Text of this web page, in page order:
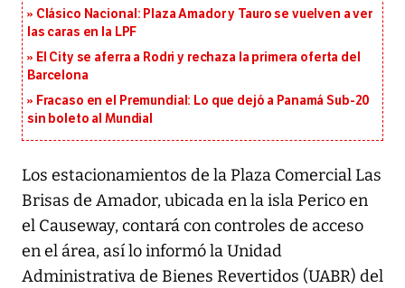
Clásico Nacional: Plaza Amador y Tauro se vuelven a ver
las caras en la LPF
El City se aferra a Rodri y rechaza la primera oferta del
Barcelona
Fracaso en el Premundial: Lo que dejó a Panamá Sub-20
sin boleto al Mundial
Los estacionamientos de la Plaza Comercial Las
Brisas de Amador, ubicada en la isla Perico en
el Causeway, contará con controles de acceso
en el área, así lo informó la Unidad
Administrativa de Bienes Revertidos (UABR) del